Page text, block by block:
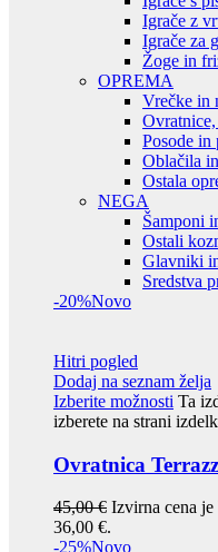
Igrače z
Igrače za
Žoge in
OPREMA
Vrečke in
Posode in
Oblačila
Ostala
NEGA
Šamponi
Ostali
Glavniki
Sredstva
-20%Novo
Hitri pogled
Dodaj na seznam želja
Izberite možnosti Ta
izberete na strani
Ovratnica
45,00€ Izvirna cena
36,00 €.
-25%Novo